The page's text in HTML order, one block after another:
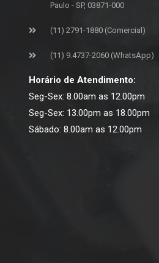
Paulo - SP, 03871-000
(11) 2791-1880 (Comercial)
(11) 9.4737-2060 (WhatsApp)
Horário de Atendimento:
Seg-Sex: 8.00am as 12.00pm
Seg-Sex: 13.00pm as 18.00pm
Sábado: 8.00am as 12.00pm